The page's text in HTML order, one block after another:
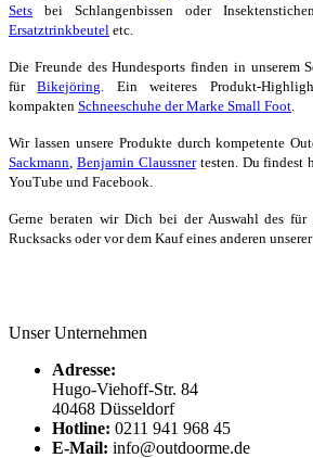
Sets bei Schlangenbissen oder
Ersatztrinkbeutel etc.
Die Freunde des Hundesports finden in unserem
fürBikejöring . Ein weiteres Produkt-
kompakten Schneeschuhe der Marke Small Foot
Wir lassen unsere Produkte durch kompetente
Sackmann Benjamin Claussnertesten. Du findest
YouTube und Facebook.
Gerne beraten wir Dich bei der Auswahl des für
Rucksacks oder vor dem Kauf eines anderen
Unser Unternehmen
Adresse:
Hugo-Viehoff-Str. 84
40468 Düsseldorf
Hotline: 0211 941 968 45
E-Mail: info@outdoorme.de